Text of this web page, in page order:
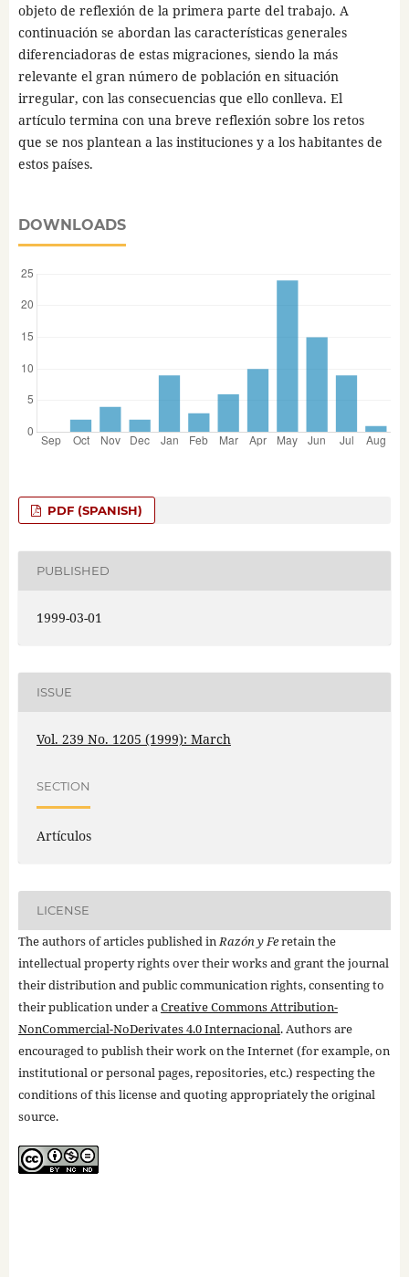
objeto de reflexión de la primera parte del trabajo. A
continuación se abordan las características generales
diferenciadoras de estas migraciones, siendo la más
relevante el gran número de población en situación
irregular, con las consecuencias que ello conlleva. El
artículo termina con una breve reflexión sobre los retos
que se nos plantean a las instituciones y a los habitantes de
estos países.
DOWNLOADS
PDF (SPANISH)
PUBLISHED
1999-03-01
ISSUE
Vol. 239 No. 1205 (1999): March
SECTION
Artículos
LICENSE
The authors of articles published inRazón y Feretain the
intellectual property rights over their works and grant the journal
their distribution and public communication rights, consenting to
their publication under aCreative Commons Attribution-
NonCommercial-NoDerivates 4.0 Internacional. Authors are
encouraged to publish their work on the Internet (for example, on
institutional or personal pages, repositories, etc.) respecting the
conditions of this license and quoting appropriately the original
source.